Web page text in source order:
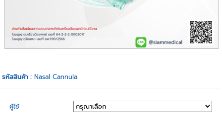
รหัสสินค้า :Nasal Cannula
ผู้ใช้